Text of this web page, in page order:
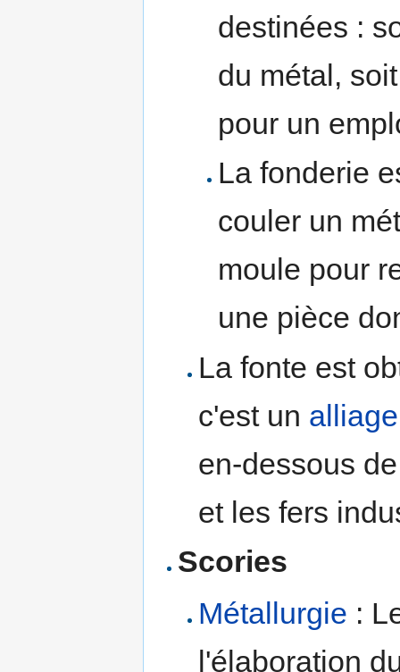
destinées :
du métal,
pour un
La fonderie
couler un
moule pour
une pièce
La fonte est
c'est un alliage
en-dessous
et les fers
Scories
Métallurgie :
l'élaboration